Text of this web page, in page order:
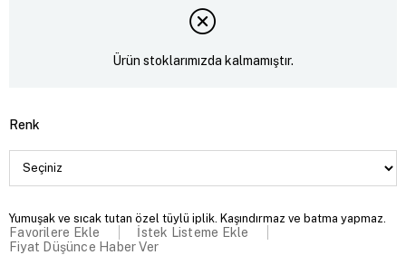
Ürün stoklarımızda kalmamıştır.
Renk
Yumuşak ve sıcak tutan özel tüylü iplik. Kaşındırmaz ve batma yapmaz.
Favorilere Ekle
İstek Listeme Ekle
Fiyat Düşünce Haber Ver